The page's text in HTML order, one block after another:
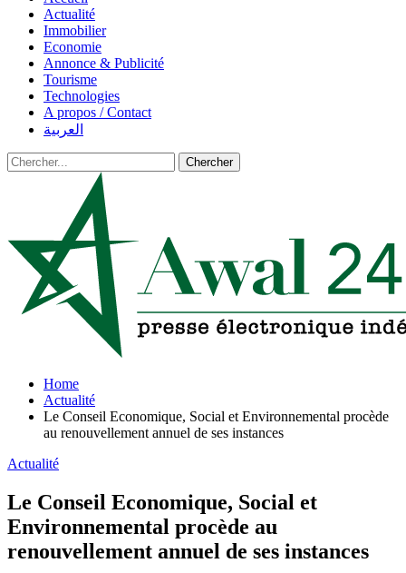
Actualité
Immobilier
Economie
Annonce & Publicité
Tourisme
Technologies
A propos / Contact
العربية
Home
Actualité
Le Conseil Economique, Social et Environnemental procède
au renouvellement annuel de ses instances
Actualité
Le Conseil Economique, Social et
Environnemental procède au
renouvellement annuel de ses instances